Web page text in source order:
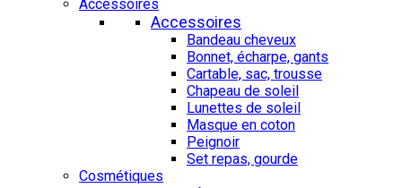
Accessoires
Accessoires
Bandeau cheveux
Bonnet, écharpe, gants
Cartable, sac, trousse
Chapeau de soleil
Lunettes de soleil
Masque en coton
Peignoir
Set repas, gourde
Cosmétiques